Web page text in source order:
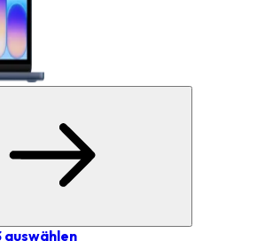
auswählen